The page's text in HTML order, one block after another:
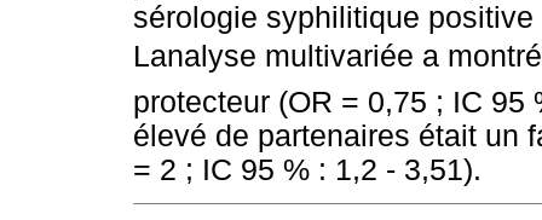
sérologie syphilitique
Lanalyse multivariée a
protecteur (OR = 0,75 ; IC 95
élevé de partenaires était un
= 2 ; IC 95 % : 1,2 - 3,51).